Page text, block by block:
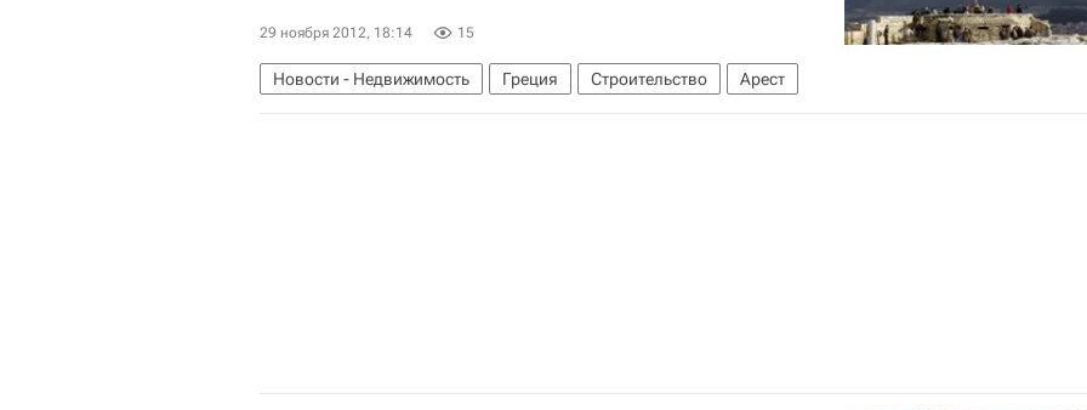
29 ноября 2012, 18:14 15
Новости - Недвижимость Греция Строительство Арест